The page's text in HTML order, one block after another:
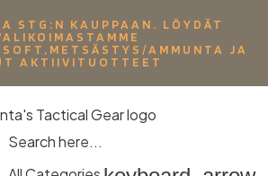
STG:N KAUPPAAN. LÖYDÄT
AMMUNTA JA
AKTIIVITUOTTEET
Search here...